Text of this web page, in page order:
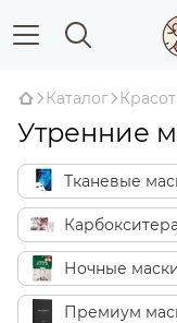
Каталог
Утренние
Тканевые
Ночные
Премиум